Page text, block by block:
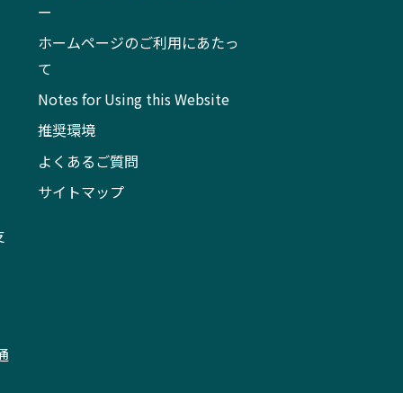
ー
ホームページのご利用にあたっ
て
Notes for Using this Website
推奨環境
よくあるご質問
サイトマップ